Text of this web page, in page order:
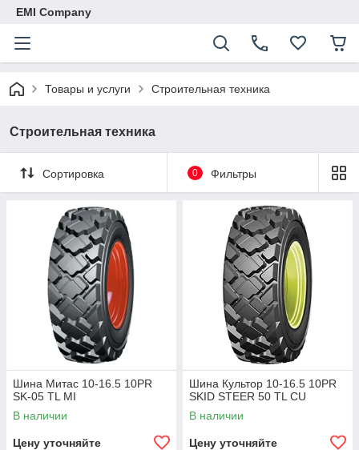
EMI Company
Товары и услуги Строительная техника
Строительная техника
Сортировка 0 Фильтры
Шина Митас 10-16.5 10PR
SK-05 TL MI
В наличии
Цену уточняйте
Шина Культор 10-16.5 10PR
SKID STEER 50 TL CU
В наличии
Цену уточняйте